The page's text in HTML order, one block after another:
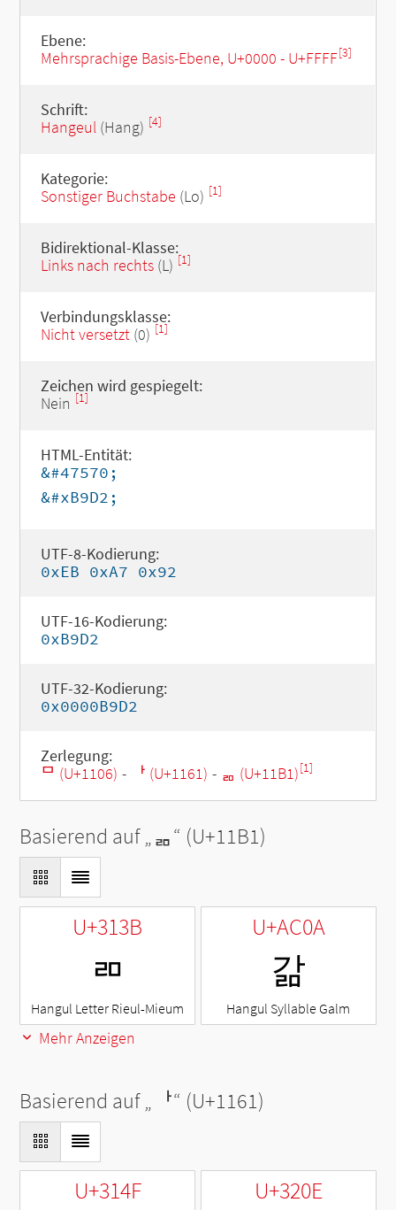
Ebene:
Mehrsprachige Basis-Ebene, U+0000 - U+FFFF[3]
Schrift:
Hangeul(Hang) [4]
Kategorie:
Sonstiger Buchstabe (Lo) [1]
Bidirektional-Klasse:
Links nach rechts(L) [1]
Verbindungsklasse:
Nicht versetzt(0) [1]
Zeichen wird gespiegelt:
Nein [1]
HTML-Entität:
&#47570;
&#xB9D2;
UTF-8-Kodierung:
0xEB 0xA7 0x92
UTF-16-Kodierung:
0xB9D2
UTF-32-Kodierung:
0x0000B9D2
Zerlegung:
ᄆ (U+1106) - ᅡ (U+1161) - ᆱ (U+11B1)[1]
Basierend auf „ᆱ“ (U+11B1)
U+313B
ㄻ
Hangul Letter Rieul-Mieum
U+AC0A
갊
Hangul Syllable Galm
Mehr Anzeigen
Basierend auf „ ᅡ“ (U+1161)
U+314F U+320E